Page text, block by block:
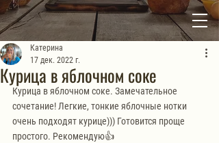
Курица в яблочном соке
Катерина
17 дек. 2022 г.
Курица в яблочном соке. Замечательное
сочетание! Легкие, тонкие яблочные нотки
очень подходят курице))) Готовится проще
простого. Рекомендую👍